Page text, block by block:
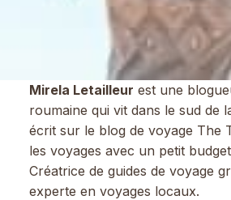
Mirela Letailleur est une
roumaine qui vit dans le sud de
écrit sur le blog de voyage The
les voyages avec un petit
Créatrice de guides de voyage
experte en voyages locaux.